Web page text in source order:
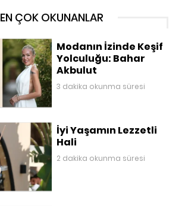
EN ÇOK OKUNANLAR
Modanın İzinde Keşif
Yolculuğu: Bahar
Akbulut
3 dakika okunma süresi
İyi Yaşamın Lezzetli
Hali
2 dakika okunma süresi